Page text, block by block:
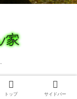
トップ サイドバー